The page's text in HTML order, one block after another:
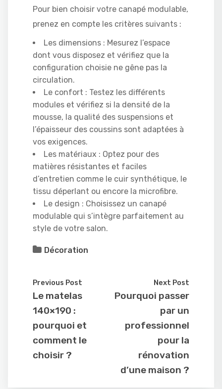
Pour bien choisir votre canapé modulable,
prenez en compte les critères suivants :
Les dimensions : Mesurez l’espace
dont vous disposez et vérifiez que la
configuration choisie ne gêne pas la
circulation.
Le confort : Testez les différents
modules et vérifiez si la densité de la
mousse, la qualité des suspensions et
l’épaisseur des coussins sont adaptées à
vos exigences.
Les matériaux : Optez pour des
matières résistantes et faciles
d’entretien comme le cuir synthétique, le
tissu déperlant ou encore la microfibre.
Le design : Choisissez un canapé
modulable qui s’intègre parfaitement au
style de votre salon.
Décoration
Previous Post
Le matelas
140×190 :
pourquoi et
comment le
choisir ?
Next Post
Pourquoi passer
par un
professionnel
pour la
rénovation
d’une maison ?